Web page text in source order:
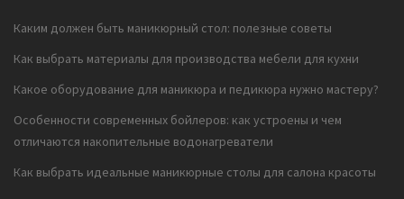
Каким должен быть маникюрный стол: полезные советы
Как выбрать материалы для производства мебели для кухни
Какое оборудование для маникюра и педикюра нужно мастеру?
Особенности современных бойлеров: как устроены и чем
отличаются накопительные водонагреватели
Как выбрать идеальные маникюрные столы для салона красоты